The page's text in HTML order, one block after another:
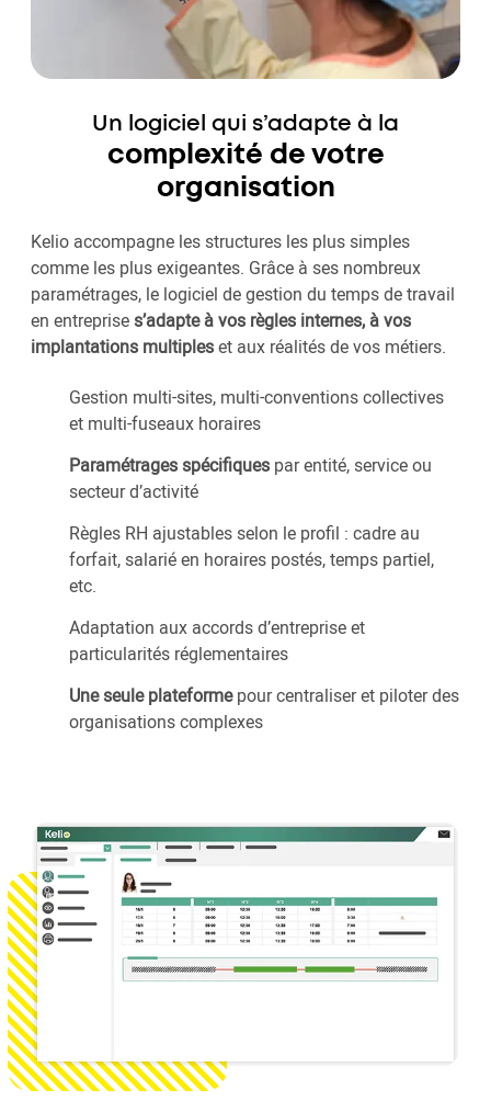
Un logiciel qui s’adapte à la
complexité de votre
organisation
Kelio accompagne les structures les plus simples
comme les plus exigeantes. Grâce à ses nombreux
paramétrages, le logiciel de gestion du temps de travail
en entreprise s’adapte à vos règles internes, à vos
implantations multipleset aux réalités de vos métiers.
Gestion multi-sites, multi-conventions collectives
et multi-fuseaux horaires
Paramétrages spécifiques par entité, service ou
secteur d’activité
Règles RH ajustables selon le profil : cadre au
forfait, salarié en horaires postés, temps partiel,
etc.
Adaptation aux accords d’entreprise et
particularités réglementaires
Une seule plateformepour centraliser et piloter des
organisations complexes